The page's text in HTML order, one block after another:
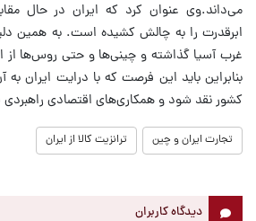
می‌داند.وی عنوان کرد که ایران در حال
ابرقدرت را به چالش کشیده است. به همین
غرب آسیا گذاشته و چینی‌ها و حتی روس‌ها از
بنابراین باید این فرصت که با درایت ایران
کشور نقد شود و همکاری‌های اقتصادی
تجارت ایران و چین ترانزیت کالا از ایران
دیدگاه کاربران